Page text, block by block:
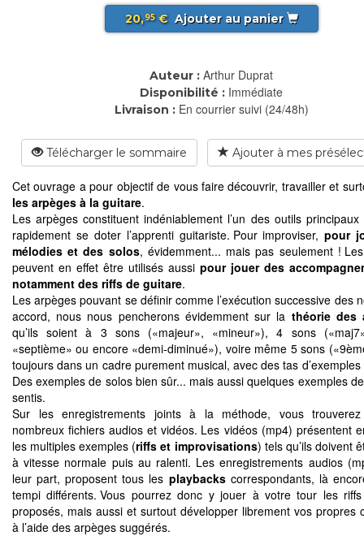
20,95€ Ajouter au panier
Auteur : Arthur Duprat
Disponibilité : Immédiate
Livraison : En courrier suivi (24/48h)
Télécharger le sommaire Ajouter à mes
Cet ouvrage a pour objectif de vous faire découvrir, travailler et
les arpèges à la guitare.
Les arpèges constituent indéniablement l’un des outils
rapidement se doter l’apprenti guitariste. Pour improviser,pour
mélodies et des solos, évidemment... mais pas seulement !
peuvent en effet être utilisés aussi pour jouer des
notamment des riffs de guitare.
Les arpèges pouvant se définir comme l’exécution successive des
accord, nous nous pencherons évidemment sur la théorie des
qu’ils soient à 3 sons («majeur», «mineur»), 4 sons
«septième» ou encore «demi-diminué»), voire même 5 sons
toujours dans un cadre purement musical, avec des tas d’exemples
Des exemples de solos bien sûr... mais aussi quelques exemples
sentis.
Sur les enregistrements joints à la méthode, vous
nombreux fichiers audios et vidéos. Les vidéos (mp4) présentent
les multiples exemples (riffs et improvisations) tels qu’ils doivent
à vitesse normale puis au ralenti. Les enregistrements audios
leur part, proposent tous les playbackscorrespondants, là
tempi différents. Vous pourrez donc y jouer à votre tour les
proposés, mais aussi et surtout développer librement vos propres
à l’aide des arpèges suggérés.